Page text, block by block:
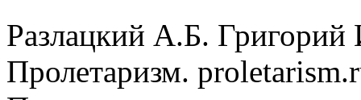
Разлацкий А.Б. Григорий
Пролетаризм.